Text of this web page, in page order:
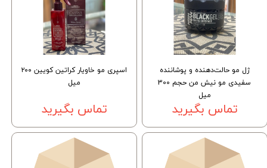
ژل مو حالت‌دهنده و پوشاننده
سفیدی مو نیش من حجم 300
میل
تماس بگیرید
اسپری مو خاویار کراتین کویین ۲۰۰
میل
تماس بگیرید